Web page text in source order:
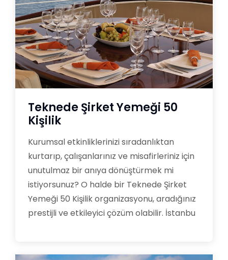
Teknede Şirket Yemeği 50
Kişilik
Kurumsal etkinliklerinizi sıradanlıktan
kurtarıp, çalışanlarınız ve misafirleriniz için
unutulmaz bir anıya dönüştürmek mi
istiyorsunuz? O halde bir Teknede Şirket
Yemeği 50 Kişilik organizasyonu, aradığınız
prestijli ve etkileyici çözüm olabilir. İstanbu